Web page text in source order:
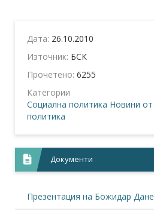
Дата: 26.10.2010
Източник: БСК
Прочетено: 6255
Категории
Социална политика Новини
политика
Документи
Презентация на Божидар